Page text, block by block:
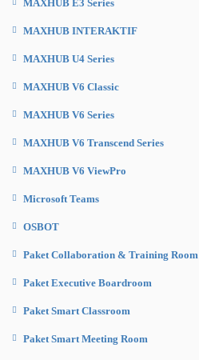
MAXHUB E3 Series
MAXHUB INTERAKTIF
MAXHUB U4 Series
MAXHUB V6 Classic
MAXHUB V6 Series
MAXHUB V6 Transcend Series
MAXHUB V6 ViewPro
Microsoft Teams
OSBOT
Paket Collaboration & Training Room
Paket Executive Boardroom
Paket Smart Classroom
Paket Smart Meeting Room